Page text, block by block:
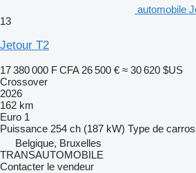
automobile
13
Jetour T2
17 380 000 F CFA 26 500 € ≈ 30 620 $US
Crossover
2026
162 km
Euro 1
Puissance 254 ch (187 kW) Type de
Belgique, Bruxelles
TRANSAUTOMOBILE
Contacter le vendeur